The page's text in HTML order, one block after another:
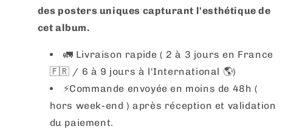
des posters uniques capturant l'esthétique de
cet album.
🚛 Livraison rapide ( 2 à 3 jours en France
🇫🇷 / 6 à 9 jours à l'International 🌎)
⚡️Commande envoyée en moins de 48h (
hors week-end ) après réception et validation
du paiement.